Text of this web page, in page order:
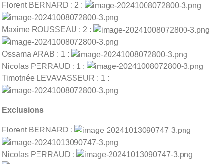
Florent BERNARD : 2 :
Maxime ROUSSEAU : 2 :
Ossama ARAB : 1 :
Nicolas PERRAUD : 1 :
Timotnée LEVAVASSEUR : 1 :
Exclusions
Florent BERNARD :
Nicolas PERRAUD :